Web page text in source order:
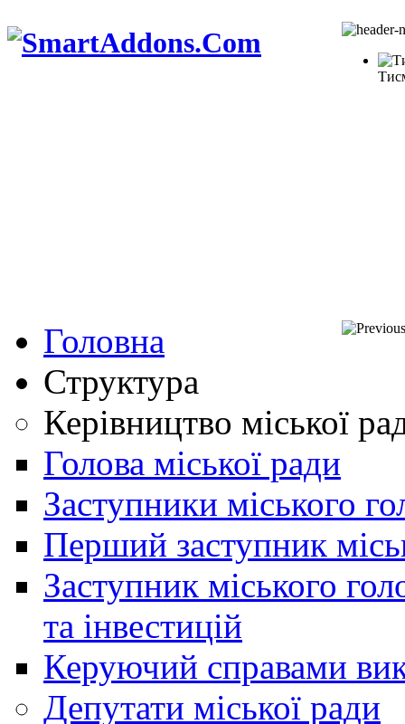
Головна
Структура
Керівництво міської
Голова міської ради
Заступники міського
Перший заступник
Заступник міського
та інвестицій
Керуючий справами
Депутати міської ради